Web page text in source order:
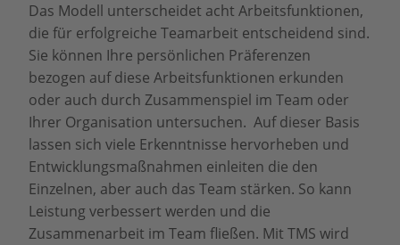
Das Modell unterscheidet acht Arbeitsfunktionen,
die für erfolgreiche Teamarbeit entscheidend sind.
Sie können Ihre persönlichen Präferenzen
bezogen auf diese Arbeitsfunktionen erkunden
oder auch durch Zusammenspiel im Team oder
Ihrer Organisation untersuchen. Auf dieser Basis
lassen sich viele Erkenntnisse hervorheben und
Entwicklungsmaßnahmen einleiten die den
Einzelnen, aber auch das Team stärken. So kann
Leistung verbessert werden und die
Zusammenarbeit im Team fließen. Mit TMS wird